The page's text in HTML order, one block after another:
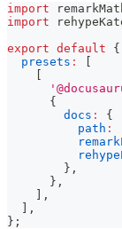
import
import
export default
{
presets :
[
[
{
docs :
{
path :
} ,
} ,
] ,
] ,
} ;